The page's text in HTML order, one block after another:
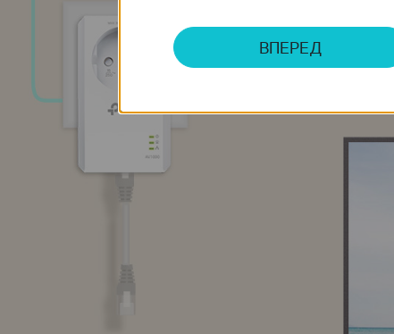
Благодаря
подключать
плавную
ВПЕРЕД